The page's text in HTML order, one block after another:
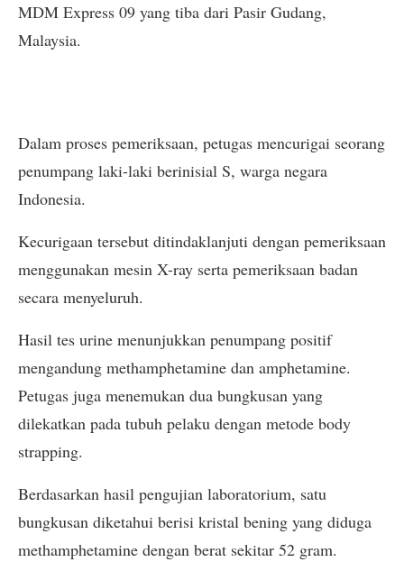
MDM Express 09 yang tiba dari Pasir Gudang,
Malaysia.
Dalam proses pemeriksaan, petugas mencurigai seorang
penumpang laki-laki berinisial S, warga negara
Indonesia.
Kecurigaan tersebut ditindaklanjuti dengan pemeriksaan
menggunakan mesin X-ray serta pemeriksaan badan
secara menyeluruh.
Hasil tes urine menunjukkan penumpang positif
mengandung methamphetamine dan amphetamine.
Petugas juga menemukan dua bungkusan yang
dilekatkan pada tubuh pelaku dengan metode body
strapping.
Berdasarkan hasil pengujian laboratorium, satu
bungkusan diketahui berisi kristal bening yang diduga
methamphetamine dengan berat sekitar 52 gram.